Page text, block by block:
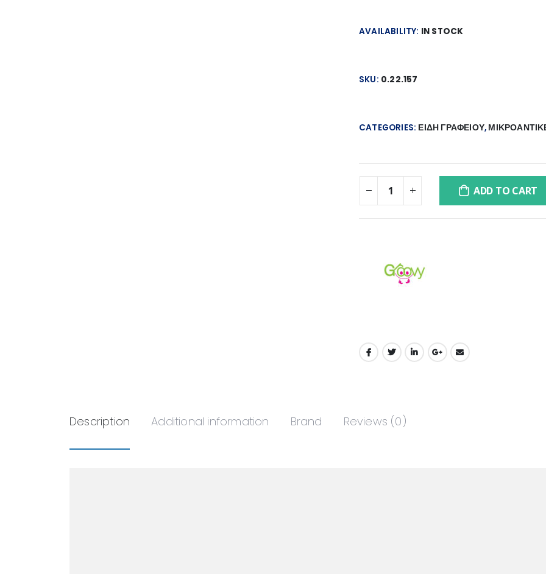
AVAILABILITY: IN STOCK
SKU: 0.22.157
CATEGORIES: ΕΙΔΗ ΓΡΑΦΕΙΟΥ,
ADD TO CART
Description Additional information Brand Reviews (0)